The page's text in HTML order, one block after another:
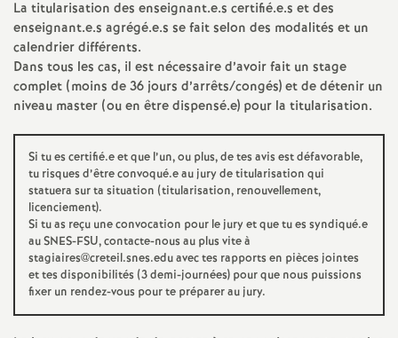
l
d
e
s
E
n
s
La titularisation des enseignant.e.s certifié.e.s et des
enseignant.e.s agrégé.e.s se fait selon des modalités et un
calendrier différents.
Dans tous les cas, il est nécessaire d’avoir fait un stage
complet (moins de 36 jours d’arrêts/congés) et de détenir un
niveau master (ou en être dispensé.e) pour la titularisation.
Si tu es certifié.e et que l’un, ou plus, de tes avis est défavorable,
tu risques d’être convoqué.e au jury de titularisation qui
statuera sur ta situation (titularisation, renouvellement,
licenciement).
Si tu as reçu une convocation pour le jury et que tu es syndiqué.e
auSNES-FSU, contacte-nous au plus vite à
stagiaires@creteil.snes.edu avec tes rapports en pièces jointes
et tes disponibilités (3 demi-journées) pour que nous puissions
fixer un rendez-vous pour te préparer au jury.